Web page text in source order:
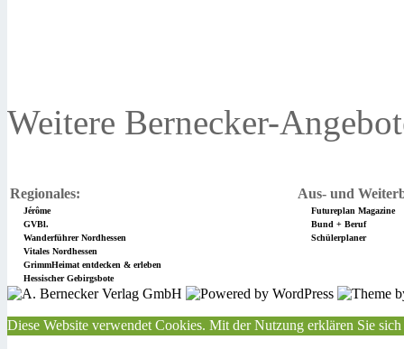
Weitere Bernecker-
Regionales: Aus- und
Jérôme
Futureplan Magazine
GVBl.
Bund + Beruf
Wanderführer Nordhessen
Schülerplaner
Vitales Nordhessen
GrimmHeimat entdecken & erleben
Hessischer Gebirgsbote
Diese Website verwendet Cookies. Mit der Nutzung erklären Sie